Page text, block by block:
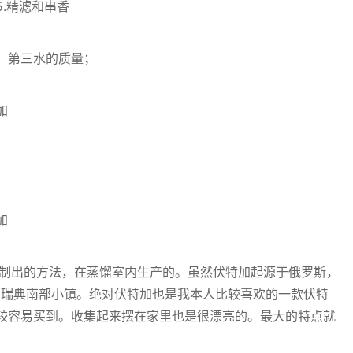
滤和串香
三水的质量；
的方法，在蒸馏室内生产的。虽然伏特加起源于俄罗斯，
典南部小镇。绝对伏特加也是我本人比较喜欢的一款伏特
易买到。收集起来摆在家里也是很漂亮的。最大的特点就